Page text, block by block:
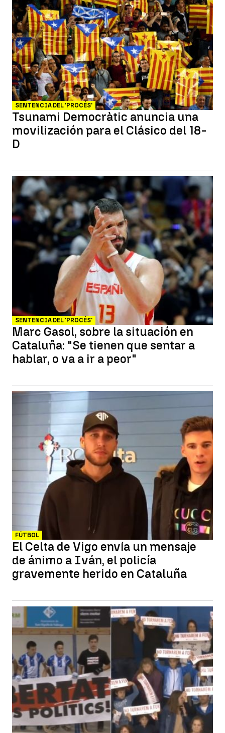
SENTENCIA DEL 'PROCÉS'
Tsunami Democràtic anuncia una
movilización para el Clásico del 18-
D
SENTENCIA DEL 'PROCÉS'
Marc Gasol, sobre la situación en
Cataluña: "Se tienen que sentar a
hablar, o va a ir a peor"
FÚTBOL
El Celta de Vigo envía un mensaje
de ánimo a Iván, el policía
gravemente herido en Cataluña